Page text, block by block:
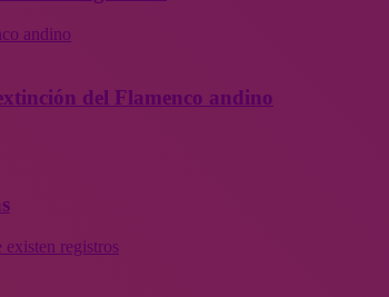
andino
del Flamenco andino
existen registros